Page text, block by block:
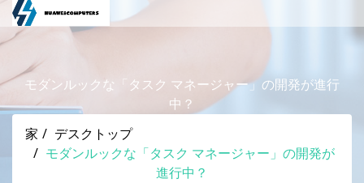
モダンルックな「タスク マネージャー」の開発が進行
中？
家
デスクトップ
モダンルックな「タスク マネージャー」の開発が
進行中？